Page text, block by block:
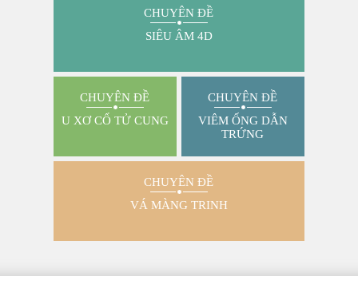
CHUYÊN ĐỀ
SIÊU ÂM 4D
CHUYÊN ĐỀ
U XƠ CỔ TỬ CUNG
CHUYÊN ĐỀ
VIÊM ỐNG DẪN
TRỨNG
CHUYÊN ĐỀ
VÁ MÀNG TRINH